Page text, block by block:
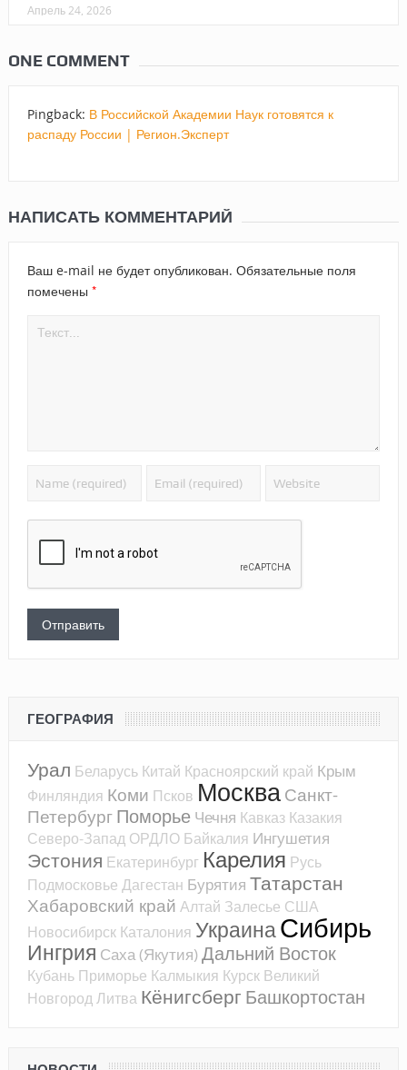
Апрель 24, 2026
ONE COMMENT
Pingback: В Российской Академии Наук готовятся к
распаду России | Регион.Эксперт
НАПИСАТЬ КОММЕНТАРИЙ
Ваш e-mail не будет опубликован. Обязательные поля
помечены *
ГЕОГРАФИЯ
Урал Беларусь Китай Красноярский край Крым
Финляндия Коми Псков Москва Санкт-
Петербург Поморье Чечня Кавказ Казакия
Северо-Запад ОРДЛО Байкалия Ингушетия
Эстония Екатеринбург Карелия Русь
Подмосковье Дагестан Бурятия Татарстан
Хабаровский край Алтай Залесье США
Новосибирск Каталония УкраинаСибирь
Ингрия Саха (Якутия) Дальний Восток
Кубань Приморье Калмыкия Курск Великий
НовгородЛитва Кёнигсберг Башкортостан